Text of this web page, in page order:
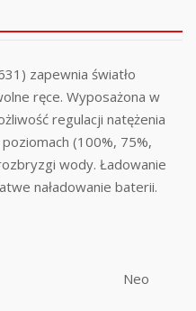
zapewnia światło
ręce. Wyposażona w
regulacji natężenia
(100%, 75%,
wody. Ładowanie
naładowanie baterii.
Neo